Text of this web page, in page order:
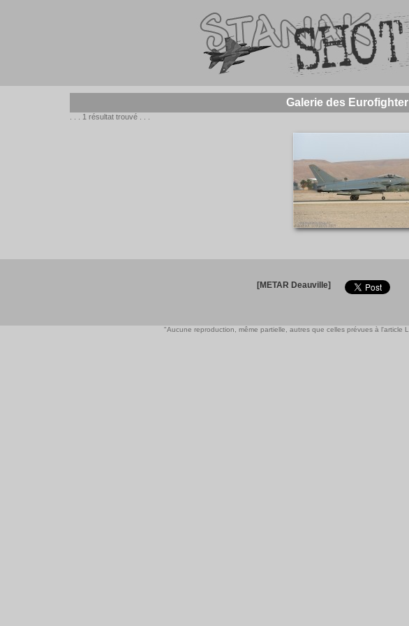
Galerie des
. . . 1 résultat trouvé . . .
[METAR Deauville]
"Aucune reproduction, même partielle, autres que celles prévues à